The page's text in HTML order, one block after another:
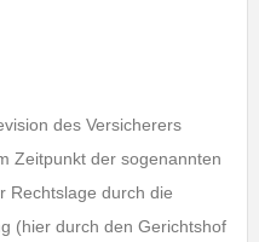
des Versicherers
Zeitpunkt der sogenannten
Rechtslage durch die
(hier durch den Gerichtshof